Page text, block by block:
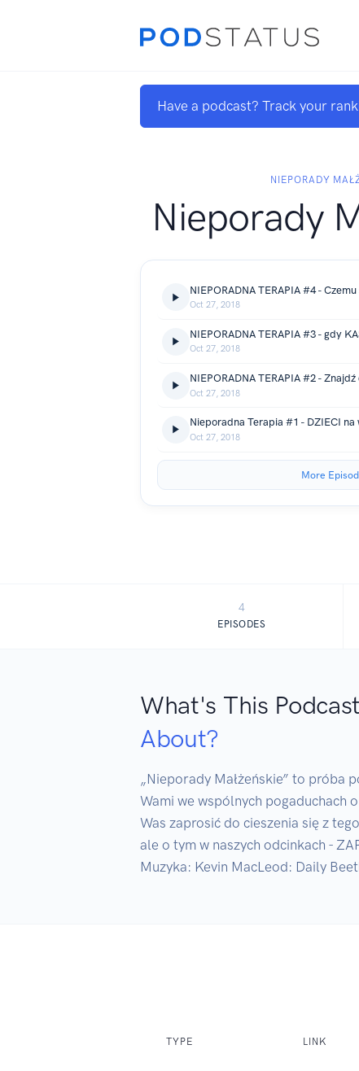
Have a podcast? Track your
NIEPORADY
Nieporady
NIEPORADNA TERAPIA #4 -
Oct 27, 2018
NIEPORADNA TERAPIA #3 - gdy
Oct 27, 2018
NIEPORADNA TERAPIA #2 - Znajdź
Oct 27, 2018
Nieporadna Terapia #1 - DZIECI na
Oct 27, 2018
More
4
EPISODES
What's This Podcast
About?
„Nieporady Małżeńskie” to próba
Wami we wspólnych pogaduchach
Was zaprosić do cieszenia się z
ale o tym w naszych odcinkach -
Muzyka: Kevin MacLeod: Daily
TYPE LINK